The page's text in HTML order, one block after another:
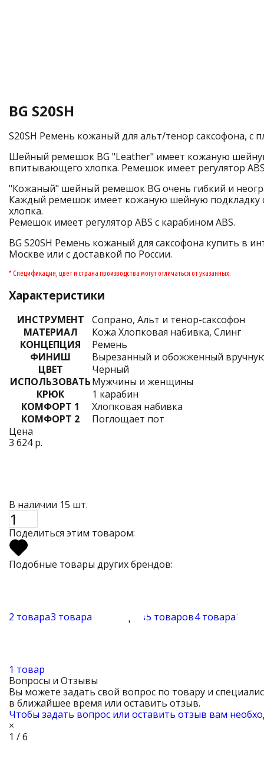
BG S20SH
S20SH Ремень кожаный для альт/тенор саксофона, с
Шейный ремешок BG "Leather" имеет кожаную
впитывающего хлопка. Ремешок имеет регулятор
"Кожаный" шейный ремешок BG очень гибкий и
Каждый ремешок имеет кожаную шейную подкладку
хлопка.
Ремешок имеет регулятор ABS с карабином ABS.
BG S20SH Ремень кожаный для саксофона купить в
Москве или с доставкой по России.
* Спецификация, цвет и страна производства могут отличаться от указанных.
Характеристики
ИНСТРУМЕНТ
Сопрано, Альт и тенор-саксофон
МАТЕРИАЛ
Кожа Хлопковая набивка, Слинг
КОНЦЕПЦИЯ
Ремень
ФИНИШ
Вырезанный и обожженный
ЦВЕТ
Черный
ИСПОЛЬЗОВАТЬМужчины и женщины
КРЮК
1 карабин
КОМФОРТ 1
Хлопковая набивка
КОМФОРТ 2
Поглощает пот
Цена
3 624 р.
В наличии 15 шт.
Поделиться этим товаром:
Подобные товары других брендов:
2 товара3 товара 12 товаров5 товаров4 товара13
1 товар
Вопросы и Отзывы
Вы можете задать свой вопрос по товару и
в ближайшее время или оставить отзыв.
Чтобы задать вопрос или оставить отзыв вам
×
1 / 6